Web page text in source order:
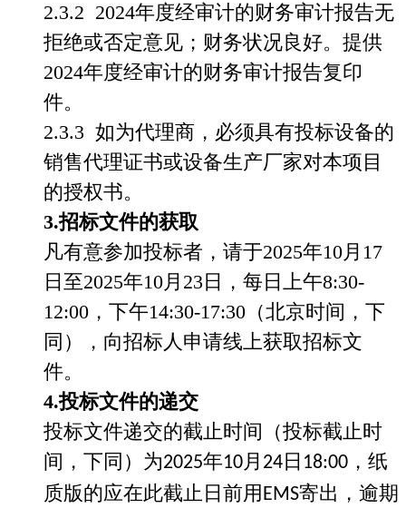
2.3.2 2024年度经审计的财务审计报告无
拒绝或否定意见；财务状况良好。提供
2024年度经审计的财务审计报告复印
件。
2.3.3 如为代理商，必须具有投标设备的
销售代理证书或设备生产厂家对本项目
的授权书。
3.招标文件的获取
凡有意参加投标者，请于2025年10月17
日至2025年10月23日，每日上午8:30-
12:00，下午14:30-17:30（北京时间，下
同），向招标人申请线上获取招标文
件。
4.投标文件的递交
投标文件递交的截止时间（投标截止时
间，下同）为2025年10月 24 日 18:00 ，纸
质版的应在此截止日前用 EMS寄出，逾期